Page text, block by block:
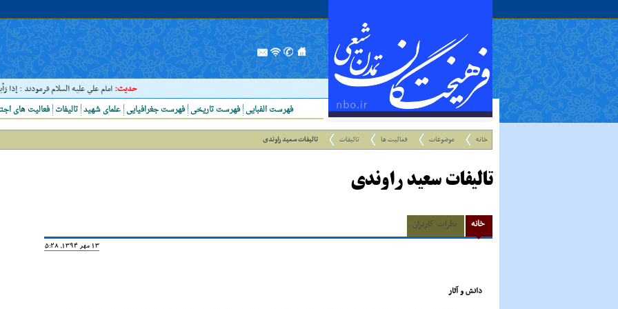
حدیث:امام علي عليه السلام فرمودند : إذا
فعالیت های تالیفات علمای شهید فهرست جغرافیایی فهرست تاریخی فهرست الفبایی
خانه موضوعات فعالیت ها تالیفات تالیفات سعید راوندی
تالیفات سعید راوندی
خانه نظرات کاربران
13 مهر 1394, 15:28
دانش و آثار